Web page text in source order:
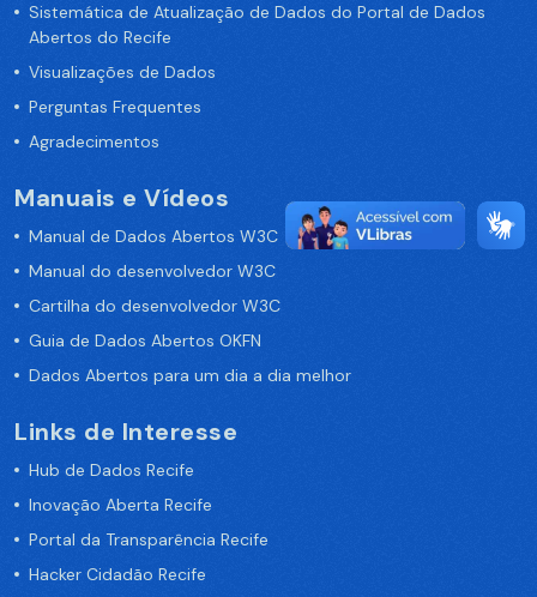
Sistemática de Atualização de Dados do Portal de Dados
Abertos do Recife
Visualizações de Dados
Perguntas Frequentes
Agradecimentos
Manuais e Vídeos
Manual de Dados Abertos W3C
Manual do desenvolvedor W3C
Cartilha do desenvolvedor W3C
Guia de Dados Abertos OKFN
Dados Abertos para um dia a dia melhor
Links de Interesse
Hub de Dados Recife
Inovação Aberta Recife
Portal da Transparência Recife
Hacker Cidadão Recife